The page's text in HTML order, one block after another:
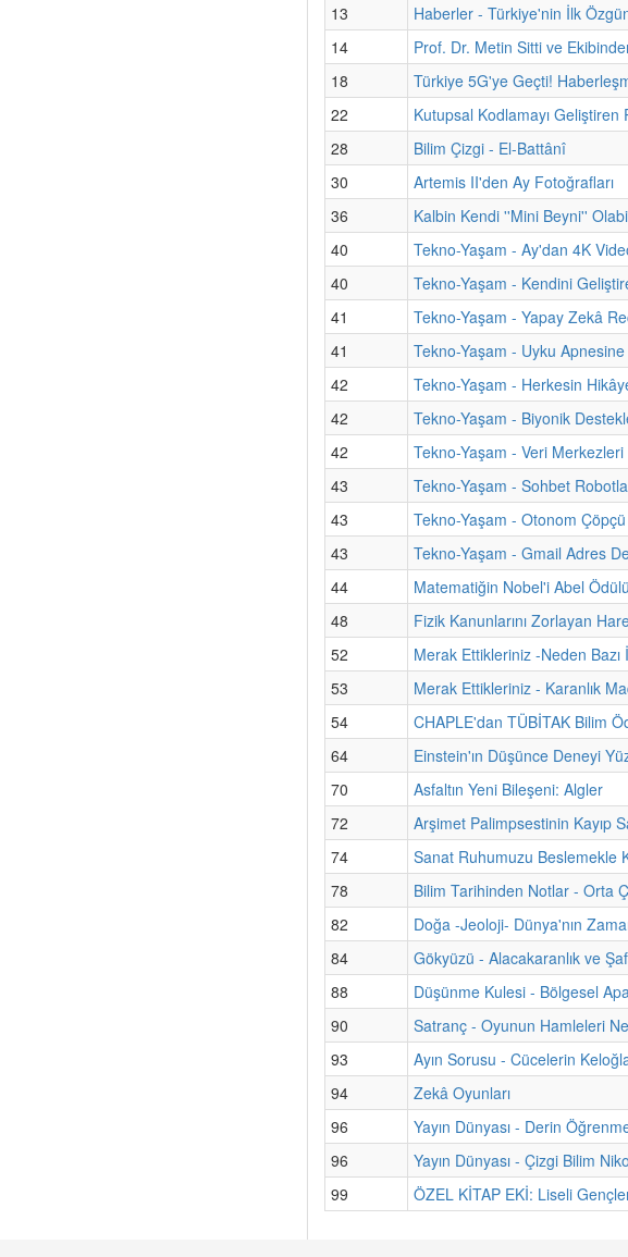
13
Haberler - Türkiye'nin İlk
14
Prof. Dr. Metin Sitti ve
18
Türkiye 5G'ye Geçti!
22
Kutupsal Kodlamayı
28
Bilim Çizgi - El-Battânî
30
Artemis II'den Ay Fotoğrafları
36
Kalbin Kendi ''Mini Beyni''
40
Tekno-Yaşam - Ay'dan 4K
40
Tekno-Yaşam - Kendini
41
Tekno-Yaşam - Yapay Zekâ
41
Tekno-Yaşam - Uyku
42
Tekno-Yaşam - Herkesin
42
Tekno-Yaşam - Biyonik
42
Tekno-Yaşam - Veri Merkezleri
43
Tekno-Yaşam - Sohbet
43
Tekno-Yaşam - Otonom
43
Tekno-Yaşam - Gmail Adres
44
Matematiğin Nobel'i Abel
48
Fizik Kanunlarını Zorlayan
52
Merak Ettikleriniz -Neden
53
Merak Ettikleriniz - Karanlık
54
CHAPLE'dan TÜBİTAK Bilim
64
Einstein'ın Düşünce Deneyi
70
Asfaltın Yeni Bileşeni: Algler
72
Arşimet Palimpsestinin Kayıp
74
Sanat Ruhumuzu Beslemekle
78
Bilim Tarihinden Notlar - Orta
82
Doğa -Jeoloji- Dünya'nın
84
Gökyüzü - Alacakaranlık ve
88
Düşünme Kulesi - Bölgesel
90
Satranç - Oyunun Hamleleri
93
Ayın Sorusu - Cücelerin
94
Zekâ Oyunları
96
Yayın Dünyası - Derin
96
Yayın Dünyası - Çizgi Bilim
99
ÖZEL KİTAP EKİ: Liseli